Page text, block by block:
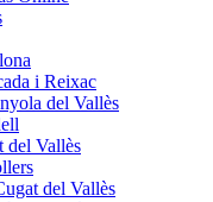
i Reixac
del Vallès
del Vallès
del Vallès